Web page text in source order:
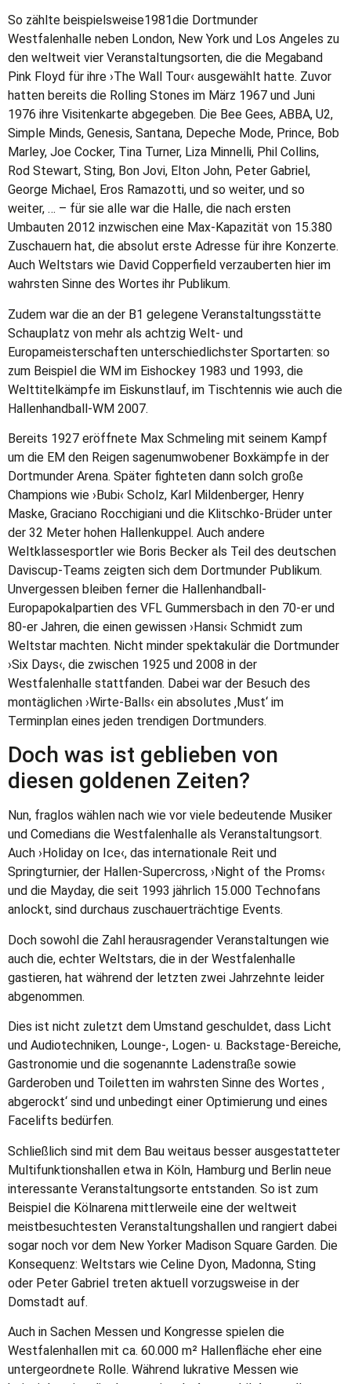
So zählte beispielsweise1981die Dortmunder
Westfalenhalle neben London, New York und Los Angeles zu
den weltweit vier Veranstaltungsorten, die die Megaband
Pink Floyd für ihre ›The Wall Tour‹ ausgewählt hatte. Zuvor
hatten bereits die Rolling Stones im März 1967 und Juni
1976 ihre Visitenkarte abgegeben. Die Bee Gees, ABBA, U2,
Simple Minds, Genesis, Santana, Depeche Mode, Prince, Bob
Marley, Joe Cocker, Tina Turner, Liza Minnelli, Phil Collins,
Rod Stewart, Sting, Bon Jovi, Elton John, Peter Gabriel,
George Michael, Eros Ramazotti, und so weiter, und so
weiter, … – für sie alle war die Halle, die nach ersten
Umbauten 2012 inzwischen eine Max-Kapazität von 15.380
Zuschauern hat, die absolut erste Adresse für ihre Konzerte.
Auch Weltstars wie David Copperfield verzauberten hier im
wahrsten Sinne des Wortes ihr Publikum.
Zudem war die an der B1 gelegene Veranstaltungsstätte
Schauplatz von mehr als achtzig Welt- und
Europameisterschaften unterschiedlichster Sportarten: so
zum Beispiel die WM im Eishockey 1983 und 1993, die
Welttitelkämpfe im Eiskunstlauf, im Tischtennis wie auch die
Hallenhandball-WM 2007.
Bereits 1927 eröffnete Max Schmeling mit seinem Kampf
um die EM den Reigen sagenumwobener Boxkämpfe in der
Dortmunder Arena. Später fighteten dann solch große
Champions wie ›Bubi‹ Scholz, Karl Mildenberger, Henry
Maske, Graciano Rocchigiani und die Klitschko-Brüder unter
der 32 Meter hohen Hallenkuppel. Auch andere
Weltklassesportler wie Boris Becker als Teil des deutschen
Daviscup-Teams zeigten sich dem Dortmunder Publikum.
Unvergessen bleiben ferner die Hallenhandball-
Europapokalpartien des VFL Gummersbach in den 70-er und
80-er Jahren, die einen gewissen ›Hansi‹ Schmidt zum
Weltstar machten. Nicht minder spektakulär die Dortmunder
›Six Days‹, die zwischen 1925 und 2008 in der
Westfalenhalle stattfanden. Dabei war der Besuch des
montäglichen ›Wirte-Balls‹ ein absolutes ‚Must‘ im
Terminplan eines jeden trendigen Dortmunders.
Doch was ist geblieben von
diesen goldenen Zeiten?
Nun, fraglos wählen nach wie vor viele bedeutende Musiker
und Comedians die Westfalenhalle als Veranstaltungsort.
Auch ›Holiday on Ice‹, das internationale Reit und
Springturnier, der Hallen-Supercross, ›Night of the Proms‹
und die Mayday, die seit 1993 jährlich 15.000 Technofans
anlockt, sind durchaus zuschauerträchtige Events.
Doch sowohl die Zahl herausragender Veranstaltungen wie
auch die, echter Weltstars, die in der Westfalenhalle
gastieren, hat während der letzten zwei Jahrzehnte leider
abgenommen.
Dies ist nicht zuletzt dem Umstand geschuldet, dass Licht
und Audiotechniken, Lounge-, Logen- u. Backstage-Bereiche,
Gastronomie und die sogenannte Ladenstraße sowie
Garderoben und Toiletten im wahrsten Sinne des Wortes ‚
abgerockt‘ sind und unbedingt einer Optimierung und eines
Facelifts bedürfen.
Schließlich sind mit dem Bau weitaus besser ausgestatteter
Multifunktionshallen etwa in Köln, Hamburg und Berlin neue
interessante Veranstaltungsorte entstanden. So ist zum
Beispiel die Kölnarena mittlerweile eine der weltweit
meistbesuchtesten Veranstaltungshallen und rangiert dabei
sogar noch vor dem New Yorker Madison Square Garden. Die
Konsequenz: Weltstars wie Celine Dyon, Madonna, Sting
oder Peter Gabriel treten aktuell vorzugsweise in der
Domstadt auf.
Auch in Sachen Messen und Kongresse spielen die
Westfalenhallen mit ca. 60.000 m² Hallenfläche eher eine
untergeordnete Rolle. Während lukrative Messen wie